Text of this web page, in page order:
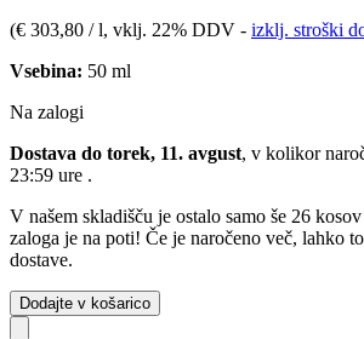
(€ 303,80 / l, vklj. 22% DDV - izklj. stroški
Vsebina: 50 ml
Na zalogi
Dostava do torek, 11. avgust, v kolikor
23:59 ure .
V našem skladišču je ostalo samo še 26
zaloga je na poti! Če je naročeno več, lahko
dostave.
Dodajte v košarico